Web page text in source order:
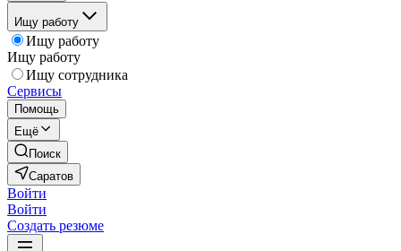
Ищу работу
Ищу работу
Ищу работу
Ищу сотрудника
Сервисы
Помощь
Ещё
Поиск
Саратов
Войти
Войти
Создать резюме